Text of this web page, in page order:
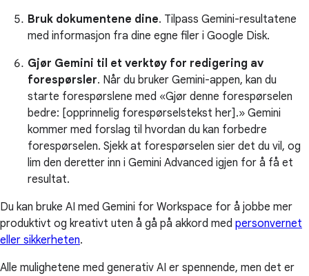
Bruk dokumentene dine. Tilpass Gemini-resultatene
med informasjon fra dine egne filer i Google Disk.
Gjør Gemini til et verktøy for redigering av
forespørsler. Når du bruker Gemini-appen, kan du
starte forespørslene med «Gjør denne forespørselen
bedre: [opprinnelig forespørselstekst her].» Gemini
kommer med forslag til hvordan du kan forbedre
forespørselen. Sjekk at forespørselen sier det du vil, og
lim den deretter inn i Gemini Advanced igjen for å få et
resultat.
Du kan bruke AI med Gemini for Workspace for å jobbe mer
produktivt og kreativt uten å gå på akkord med personvernet
eller sikkerheten.
Alle mulighetene med generativ AI er spennende, men det er